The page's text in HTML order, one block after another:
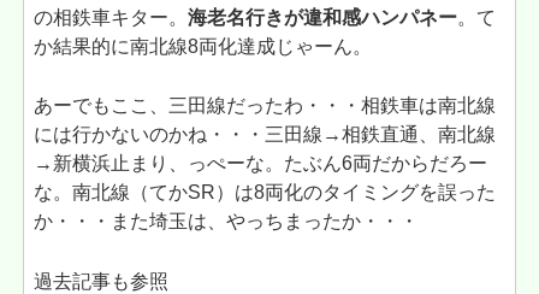
の相鉄車キター。海老名行きが違和感ハンパネー。て
か結果的に南北線8両化達成じゃーん。
あーでもここ、三田線だったわ・・・相鉄車は南北線
には行かないのかね・・・三田線→相鉄直通、南北線
→新横浜止まり、っぺーな。たぶん6両だからだろー
な。南北線（てかSR）は8両化のタイミングを誤った
か・・・また埼玉は、やっちまったか・・・
過去記事も参照